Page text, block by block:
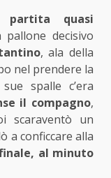
quasi
decisivo
, ala della
nel prendere la
spalle c’era
il compagno,
scaraventò un
a conficcare alla
al minuto